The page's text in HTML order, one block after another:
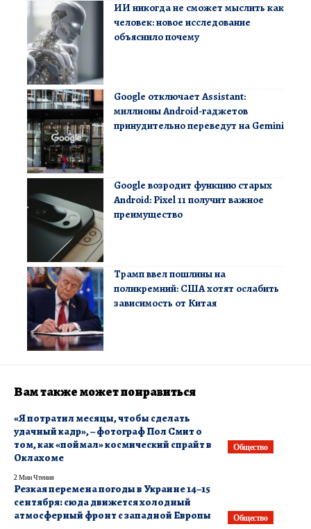
ИИ никогда не сможет мыслить как
человек: новое исследование
объяснило почему
Google отключает Assistant:
миллионы Android-гаджетов
принудительно переведут на Gemini
Google возродит функцию старых
Android: Pixel 11 получит важное
преимущество
Трамп ввел пошлины на
поликремний: США хотят ослабить
зависимость от Китая
Вам также может понравиться
Общество
«Я потратил месяцы, чтобы сделать
удачный кадр», – фотограф Пол Смит о
том, как «поймал» космический спрайт в
Оклахоме
2 Мин Чтения
Общество
Резкая перемена погоды в Украине 14–15
сентября: сюда движется холодный
атмосферный фронт с западной Европы